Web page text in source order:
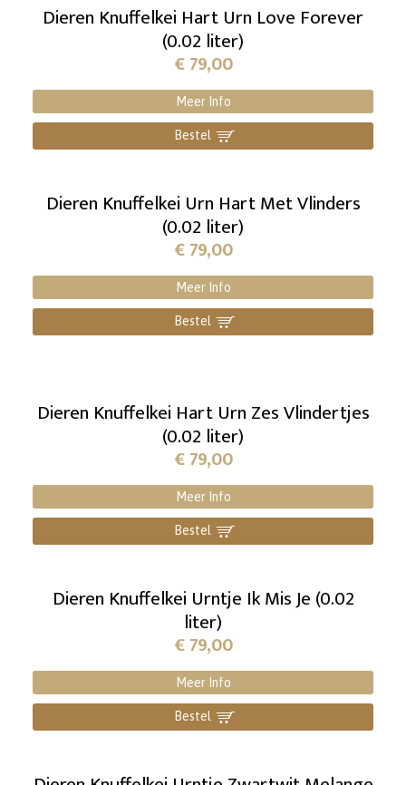
Dieren Knuffelkei Hart Urn Love Forever
(0.02 liter)
€79,00
Meer Info
Bestel ]
Dieren Knuffelkei Urn Hart Met Vlinders
(0.02 liter)
€79,00
Meer Info
Bestel ]
Dieren Knuffelkei Hart Urn Zes Vlindertjes
(0.02 liter)
€79,00
Meer Info
Bestel ]
Dieren Knuffelkei Urntje Ik Mis Je (0.02
liter)
€79,00
Meer Info
Bestel ]